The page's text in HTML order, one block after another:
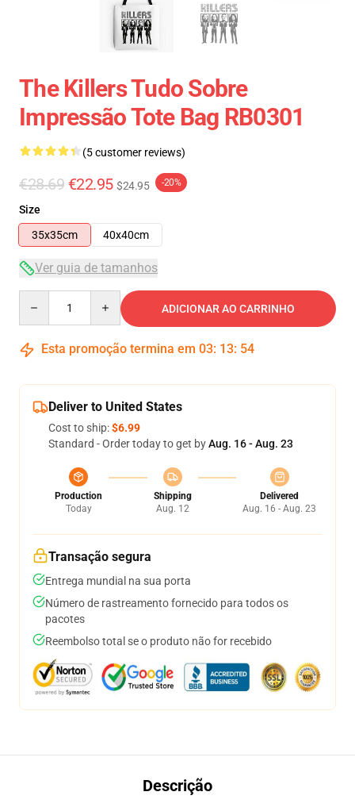
The Killers Tudo Sobre
Impressão Tote Bag RB0301
(5 customer reviews)
€28.69 €22.95 $24.95 -20%
Size
35x35cm
40x40cm
Ver guia de tamanhos
ADICIONAR AO CARRINHO
Esta promoção termina em 03: 13: 53
Deliver to United States
Cost to ship:$6.99
Standard - Order today to get byAug. 16 - Aug. 23
Production
Today
Shipping
Aug. 12
Delivered
Aug. 16 - Aug. 23
Transação segura
Entrega mundial na sua porta
Número de rastreamento fornecido para todos os
pacotes
Reembolso total se o produto não for recebido
Descrição